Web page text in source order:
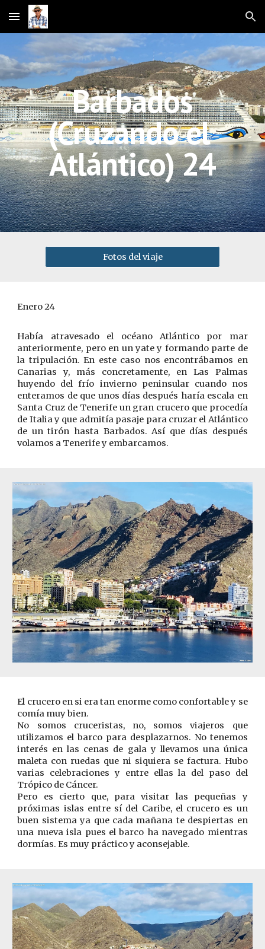
Skip to main content Skip to navigation
Barbados
(Cruzando el
Atlántico)24
Fotos del viaje
Enero 24
Había atravesado el océano Atlántico por mar
anteriormente, pero en un yate y formando parte de
la tripulación. En este caso nos encontrábamos en
Canarias y, más concretamente, en Las Palmas
huyendo del frío invierno peninsular cuando nos
enteramos de que unos días después haría escala en
Santa Cruz de Tenerife un gran crucero que procedía
de Italia y que admitía pasaje para cruzar el Atlántico
de un tirón hasta Barbados. Así que días después
volamos a Tenerife y embarcamos.
El crucero en si era tan enorme como confortable y se
comía muy bien.
No somos cruceristas, no, somos viajeros que
utilizamos el barco para desplazarnos. No tenemos
interés en las cenas de gala y llevamos una única
maleta con ruedas que ni siquiera se factura. Hubo
varias celebraciones y entre ellas la del paso del
Trópico de Cáncer.
Pero es cierto que, para visitar las pequeñas y
próximas islas entre sí del Caribe, el crucero es un
buen sistema ya que cada mañana te despiertas en
una nueva isla pues el barco ha navegado mientras
dormías. Es muy práctico y aconsejable.